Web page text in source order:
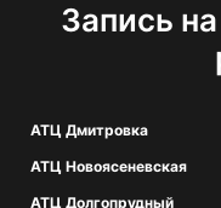
Запись
АТЦ Дмитровка
АТЦ Новоясеневская
АТЦ Долгопрудный